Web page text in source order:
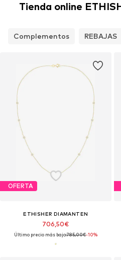
Tienda online
Complementos REBAJAS
OFERTA
ETHISHER DIAMANTEN
706,50€
Último precio más bajo:785,00€-10%